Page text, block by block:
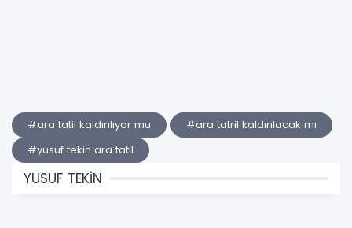
#ara tatil kaldırılıyor mu
#ara tatril kaldırılacak mı
#yusuf tekin ara tatil
YUSUF TEKİN